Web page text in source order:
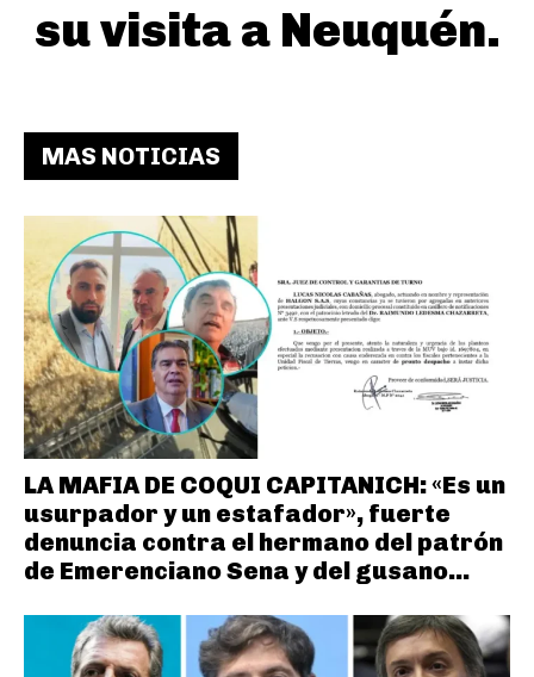
su visita a Neuquén.
MAS NOTICIAS
LA MAFIA DE COQUI CAPITANICH: «Es un
usurpador y un estafador», fuerte
denuncia contra el hermano del patrón
de Emerenciano Sena y del gusano...